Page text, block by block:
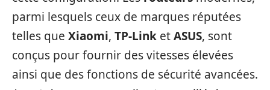
parmi lesquels ceux de marques réputées
telles que Xiaomi, TP-Link etASUS, sont
conçus pour fournir des vitesses élevées
ainsi que des fonctions de sécurité avancées.